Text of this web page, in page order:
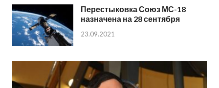
Перестыковка Союз МС-18
назначена на 28 сентября
23.09.2021